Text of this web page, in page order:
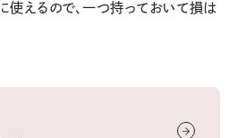
使えるので、一つ持っておいて損は